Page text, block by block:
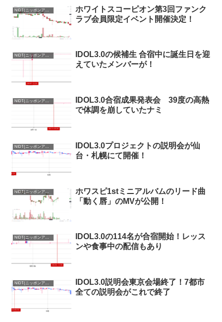
ホワイトスコーピオン第3回ファンク
ラブ会員限定イベント開催決定！
NIDT(ニッポンアイドルトークン)まとめ
IDOL3.0の候補生 合宿中に誕生日を迎
えていたメンバーが！
NIDT(ニッポンアイドルトークン)まとめ
IDOL3.0合宿成果発表会 39度の高熱
で体調を崩していたナミ
IDOL3.0プロジェクトの説明会が仙
台・札幌にて開催！
NIDT(ニッポンアイドルトークン)まとめ
ホワスピ1stミニアルバムのリード曲
「動く唇」のMVが公開！
NIDT(ニッポンアイドルトークン)まとめ
IDOL3.0の114名が合宿開始！レッス
ンや食事中の配信もあり
NIDT(ニッポンアイドルトークン)まとめ
IDOL3.0説明会東京会場終了！7都市
全ての説明会がこれで終了